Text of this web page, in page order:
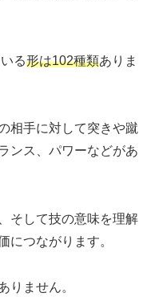
る形は102種類ありま
相手に対して突きや蹴
ンス、パワーなどがあ
そして技の意味を理解
につながります。
りません。